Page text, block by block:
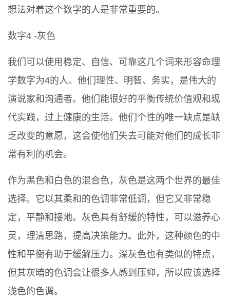
想法对着这个数字的人是非常重要的。
数字4 -灰色
我们可以使用稳定、自信、可靠这几个词来形容命理
学数字为4的人。他们理性、明智、务实，是伟大的
演说家和沟通者。他们能很好的平衡传统价值观和现
代实践，过上健康的生活。他们个性的唯一缺点是缺
乏改变的意愿，这会使他们失去可能对他们的成长非
常有利的机会。
作为黑色和白色的混合色，灰色是这两个世界的最佳
选择。它以其柔和的色调非常低调，但它又非常稳
定，平静和接地。灰色具有舒缓的特性，可以滋养心
灵，理清思路，提高决策能力。此外，这种颜色的中
性和平衡有助于缓解压力。深灰色也有类似的特点，
但其灰暗的色调会让很多人感到压抑，所以应该选择
浅色的色调。